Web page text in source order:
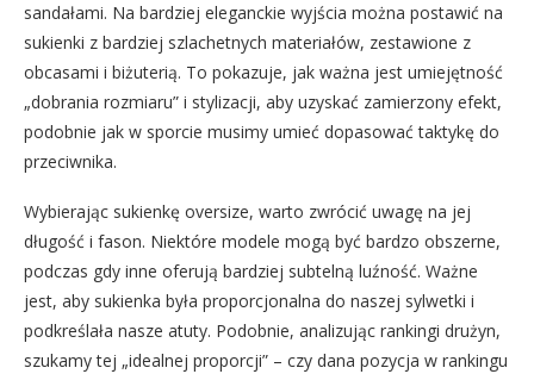
sandałami. Na bardziej eleganckie wyjścia można postawić na
sukienki z bardziej szlachetnych materiałów, zestawione z
obcasami i biżuterią. To pokazuje, jak ważna jest umiejętność
„dobrania rozmiaru” i stylizacji, aby uzyskać zamierzony efekt,
podobnie jak w sporcie musimy umieć dopasować taktykę do
przeciwnika.
Wybierając sukienkę oversize, warto zwrócić uwagę na jej
długość i fason. Niektóre modele mogą być bardzo obszerne,
podczas gdy inne oferują bardziej subtelną luźność. Ważne
jest, aby sukienka była proporcjonalna do naszej sylwetki i
podkreślała nasze atuty. Podobnie, analizując rankingi drużyn,
szukamy tej „idealnej proporcji” – czy dana pozycja w rankingu